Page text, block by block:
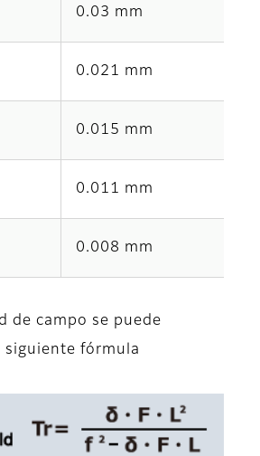
0.03 mm
0.021 mm
0.015 mm
0.011 mm
0.008 mm
de campo se puede
siguiente fórmula